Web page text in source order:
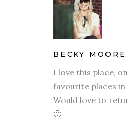
BECKY MOORE
I love this place,
favourite places
Would love to
🙂